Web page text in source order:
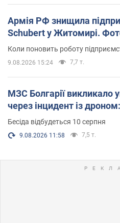
Армія РФ знищила
Schubert у Житомирі.
Коли поновить роботу
9.08.2026 15:24 7,7 т.
МЗС Болгарії викликало
через інцидент із
Бесіда відбудеться 10 серпня
9.08.2026 11:58 7,5 т.